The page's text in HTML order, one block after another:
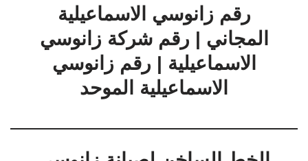
رقم زانوسي الاسماعيلية
المجاني | رقم شركة زانوسي
الاسماعيلية | رقم زانوسي
الاسماعيلية الموحد